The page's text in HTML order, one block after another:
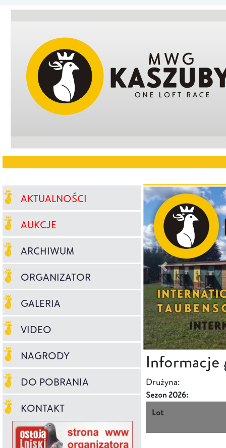
AKTUALNOŚCI
AUKCJE
ARCHIWUM
ORGANIZATOR
GALERIA
VIDEO
NAGRODY
DO POBRANIA
KONTAKT
Informacje
Drużyna:
Sezon 2026:
Lot